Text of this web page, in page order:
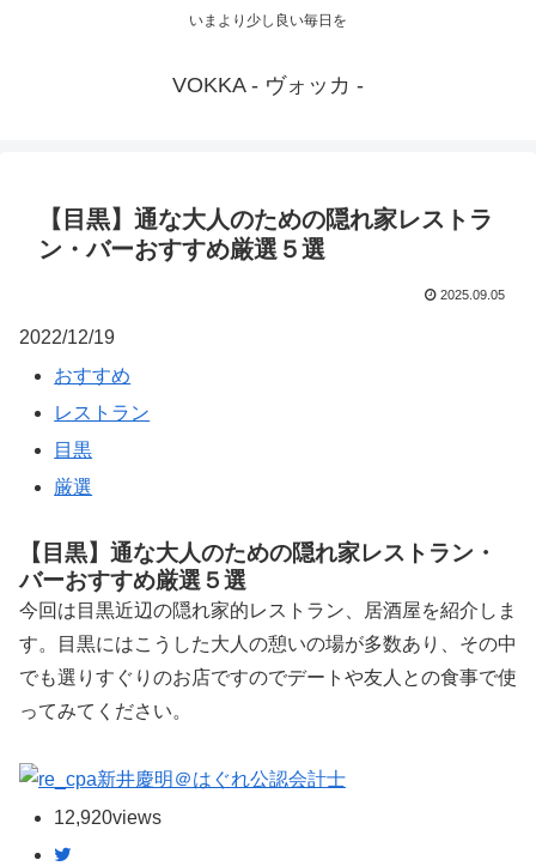
いまより少し良い毎日を
VOKKA - ヴォッカ -
【目黒】通な大人のための隠れ家レストラ
ン・バーおすすめ厳選５選
2025.09.05
2022/12/19
おすすめ
レストラン
目黒
厳選
【目黒】通な大人のための隠れ家レストラン・
バーおすすめ厳選５選
今回は目黒近辺の隠れ家的レストラン、居酒屋を紹介しま
す。目黒にはこうした大人の憩いの場が多数あり、その中
でも選りすぐりのお店ですのでデートや友人との食事で使
ってみてください。
新井慶明＠はぐれ公認会計士
12,920views